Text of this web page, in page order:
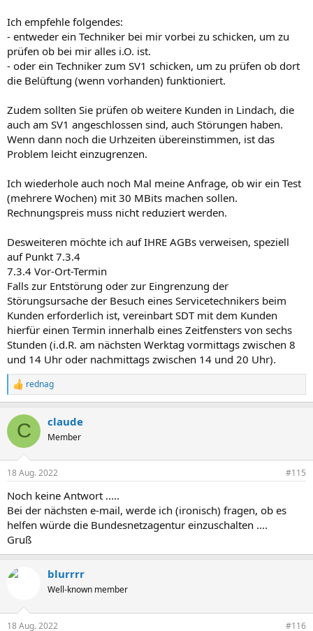
Ich empfehle folgendes:
- entweder ein Techniker bei mir vorbei zu schicken, um zu
prüfen ob bei mir alles i.O. ist.
- oder ein Techniker zum SV1 schicken, um zu prüfen ob dort
die Belüftung (wenn vorhanden) funktioniert.
Zudem sollten Sie prüfen ob weitere Kunden in Lindach, die
auch am SV1 angeschlossen sind, auch Störungen haben.
Wenn dann noch die Urhzeiten übereinstimmen, ist das
Problem leicht einzugrenzen.
Ich wiederhole auch noch Mal meine Anfrage, ob wir ein Test
(mehrere Wochen) mit 30 MBits machen sollen.
Rechnungspreis muss nicht reduziert werden.
Desweiteren möchte ich auf IHRE AGBs verweisen, speziell
auf Punkt 7.3.4
7.3.4 Vor-Ort-Termin
Falls zur Entstörung oder zur Eingrenzung der
Störungsursache der Besuch eines Servicetechnikers beim
Kunden erforderlich ist, vereinbart SDT mit dem Kunden
hierfür einen Termin innerhalb eines Zeitfensters von sechs
Stunden (i.d.R. am nächsten Werktag vormittags zwischen 8
und 14 Uhr oder nachmittags zwischen 14 und 20 Uhr).
R
e
k
i
e
:
rednag
C claude
Member
18 Aug. 2022 #115
Noch keine Antwort .....
Bei der nächsten e-mail, werde ich (ironisch) fragen, ob es
helfen würde die Bundesnetzagentur einzuschalten ....
Gruß
blurrrr
Well-known member
18 Aug. 2022 #116